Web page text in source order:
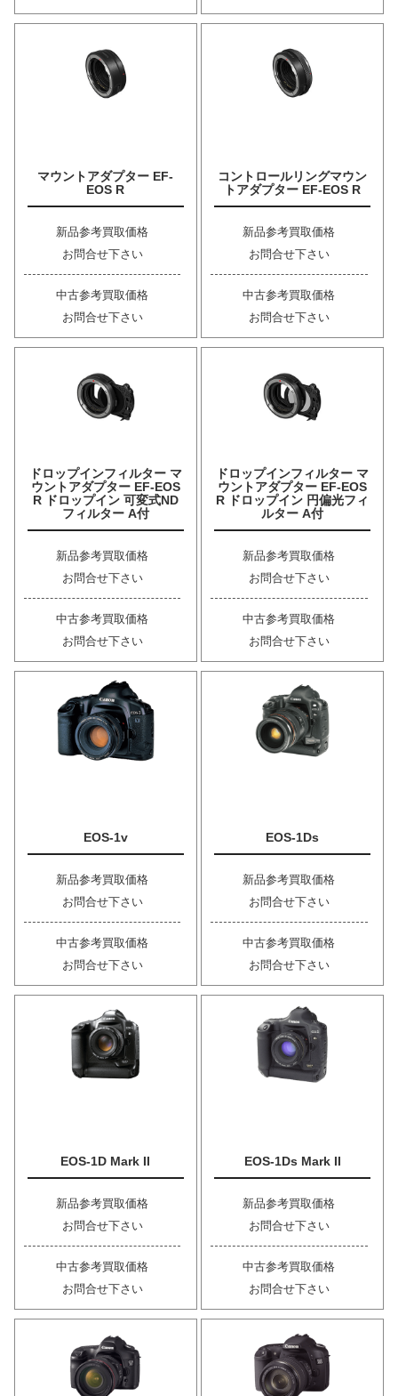
マウントアダプター EF-
EOS R
新品参考買取価格
お問合せ下さい
中古参考買取価格
お問合せ下さい
コントロールリングマウン
トアダプター EF-EOS R
新品参考買取価格
お問合せ下さい
中古参考買取価格
お問合せ下さい
ドロップインフィルター マ
ウントアダプター EF-EOS
R ドロップイン 可変式ND
フィルター A付
新品参考買取価格
お問合せ下さい
中古参考買取価格
お問合せ下さい
ドロップインフィルター マ
ウントアダプター EF-EOS
R ドロップイン 円偏光フィ
ルター A付
新品参考買取価格
お問合せ下さい
中古参考買取価格
お問合せ下さい
EOS-1v
新品参考買取価格
お問合せ下さい
中古参考買取価格
お問合せ下さい
EOS-1Ds
新品参考買取価格
お問合せ下さい
中古参考買取価格
お問合せ下さい
EOS-1D Mark II
新品参考買取価格
お問合せ下さい
中古参考買取価格
お問合せ下さい
EOS-1Ds Mark II
新品参考買取価格
お問合せ下さい
中古参考買取価格
お問合せ下さい